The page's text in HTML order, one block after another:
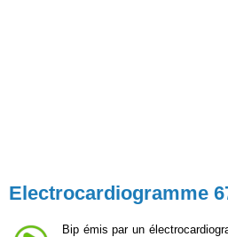
Electrocardiogramme
Bip émis par un